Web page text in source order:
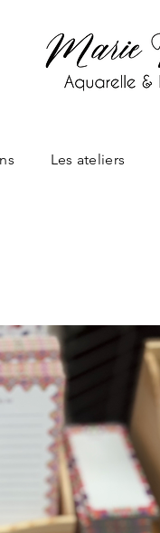
Les ateliers